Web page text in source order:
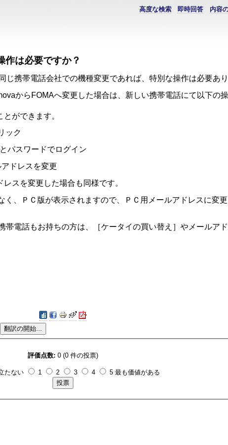
内容
即時回答
高度な検索
作は必要ですか？
じ携帯電話会社での機種変更であれば、特別な操作は必要あり
からFOMAへ変更した場合は、新しい携帯電話にて以下の
ができます。
マイページ］をクリック
アドレス）とパスワードでログイン
、携帯用メールアドレスを変更
ルアドレスを変更した場合も同様です。
、ＰＣ版が表示されますので、ＰＣ用メールアドレスに変更
帯電話もお持ちの方は、［ケータイの買い替え］やメールア
評価点数: 0 (0 件の投票)
たない 1 2 3 4 5 最も価値がある